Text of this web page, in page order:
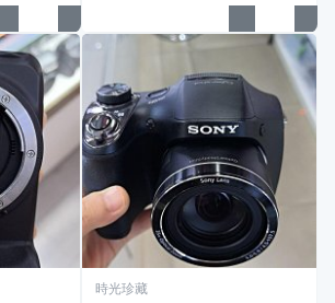
時光珍藏